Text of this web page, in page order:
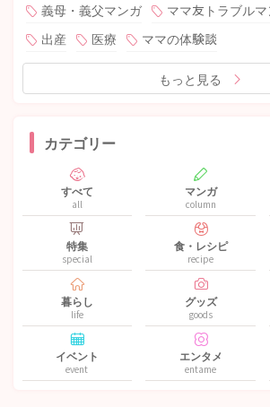
義母・義父マンガ
ママ友トラブル
出産
医療 ママの体験談
もっと見る
カテゴリー
すべて
all
マンガ
column
特集
special
食・レシピ
recipe
暮らし
life
グッズ
goods
イベント
event
エンタメ
entame